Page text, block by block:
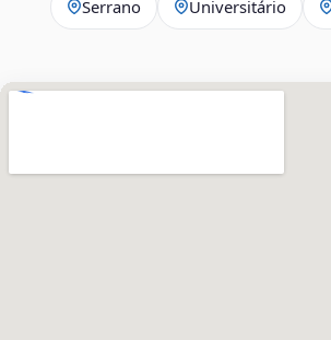
Serrano Universitário